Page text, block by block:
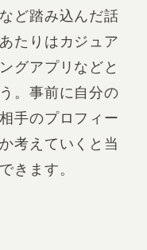
ど踏み込んだ話
たりはカジュア
グアプリなどと
。事前に自分の
手のプロフィー
考えていくと当
きます。